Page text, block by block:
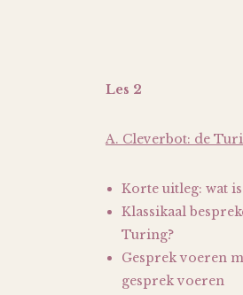
Les 2
A. Cleverbot: de
Korte uitleg: wat
Klassikaal
Turing?
Gesprek voeren
gesprek voeren